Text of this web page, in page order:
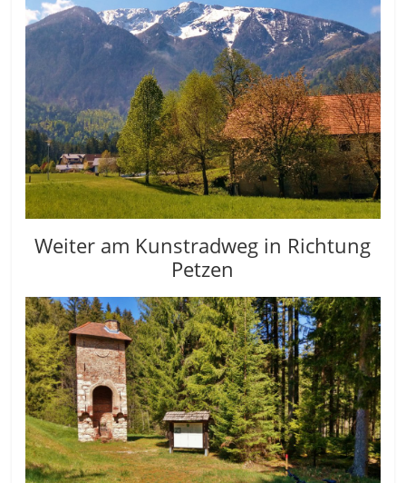
Weiter am Kunstradweg in Richtung
Petzen